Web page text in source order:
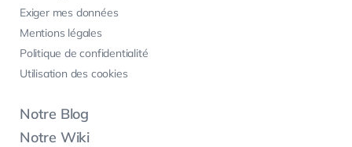
Exiger mes données
Mentions légales
Politique de confidentialité
Utilisation des cookies
Notre Blog
Notre Wiki